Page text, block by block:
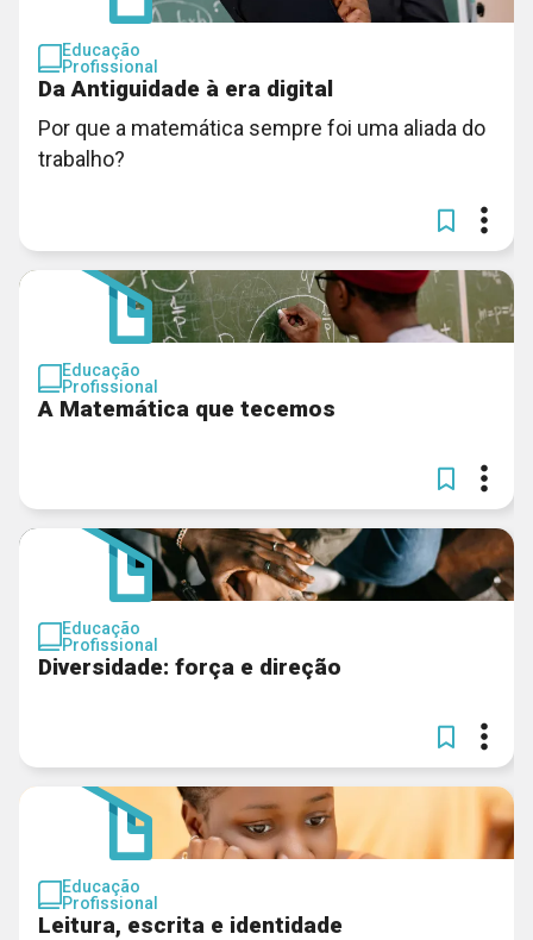
Educação
Profissional
Da Antiguidade à era digital
Por que a matemática sempre foi uma aliada do
trabalho?
Educação
Profissional
A Matemática que tecemos
Educação
Profissional
Diversidade: força e direção
Educação
Profissional
Leitura, escrita e identidade